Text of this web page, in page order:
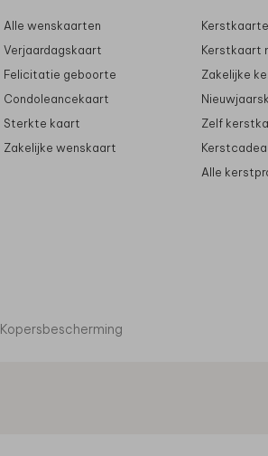
Alle wenskaarten
Verjaardagskaart
Felicitatie geboorte
Condoleancekaart
Sterkte kaart
Zakelijke wenskaart
Kerstkaart
Zakelijke
Zelf
Alle
Kopersbescherming